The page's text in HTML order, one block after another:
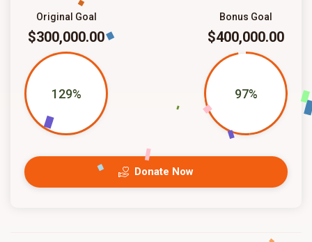
Bonus Goal
$400,000.00
97%
Original Goal
$300,000.00
129%
Donate Now